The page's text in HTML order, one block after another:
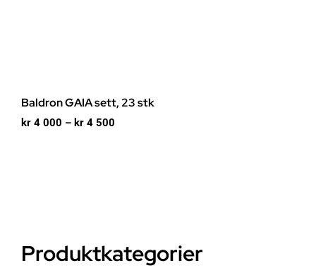
Baldron GAIA sett, 23 stk
kr 4 000 – kr 4 500
Produktkategorier